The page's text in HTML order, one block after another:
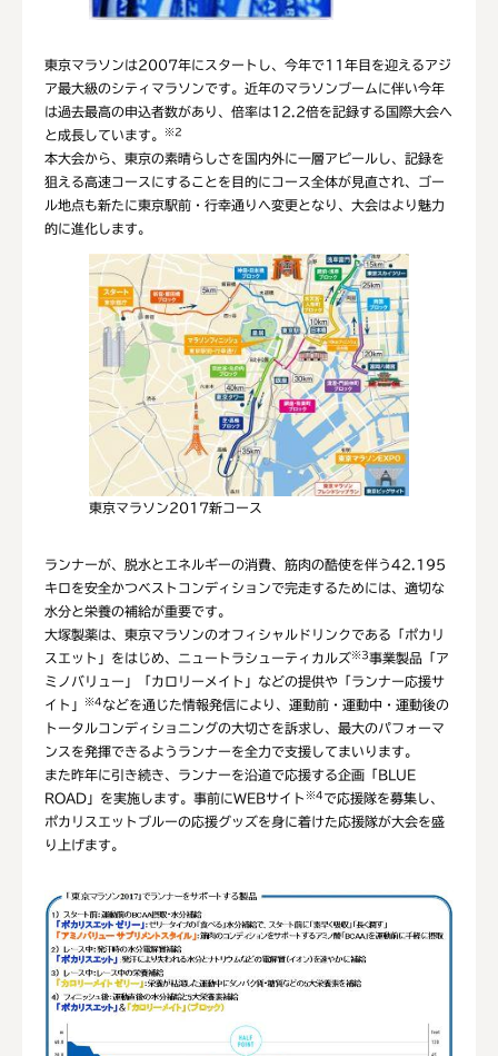
東京マラソンは2007年にスタートし、今年で11年目を迎えるアジ
ア最大級のシティマラソンです。近年のマラソンブームに伴い今年
は過去最高の申込者数があり、倍率は12.2倍を記録する国際大会へ
と成長しています。
※2
本大会から、東京の素晴らしさを国内外に一層アピールし、記録を
狙える高速コースにすることを目的にコース全体が見直され、ゴー
ル地点も新たに東京駅前・行幸通りへ変更となり、大会はより魅力
的に進化します。
東京マラソン2017新コース
ランナーが、脱水とエネルギーの消費、筋肉の酷使を伴う42.195
キロを安全かつベストコンディションで完走するためには、適切な
水分と栄養の補給が重要です。
大塚製薬は、東京マラソンのオフィシャルドリンクである「ポカリ
スエット」をはじめ、ニュートラシューティカルズ※3事業製品「ア
ミノバリュー」「カロリーメイト」などの提供や「ランナー応援サ
イト」
※4 などを通じた情報発信により、運動前・運動中・運動後の
トータルコンディショニングの大切さを訴求し、最大のパフォーマ
ンスを発揮できるようランナーを全力で支援してまいります。
また昨年に引き続き、ランナーを沿道で応援する企画「BLUE
ROAD」を実施します。事前にWEBサイト ※4 で応援隊を募集し、
ポカリスエットブルーの応援グッズを身に着けた応援隊が大会を盛
り上げます。